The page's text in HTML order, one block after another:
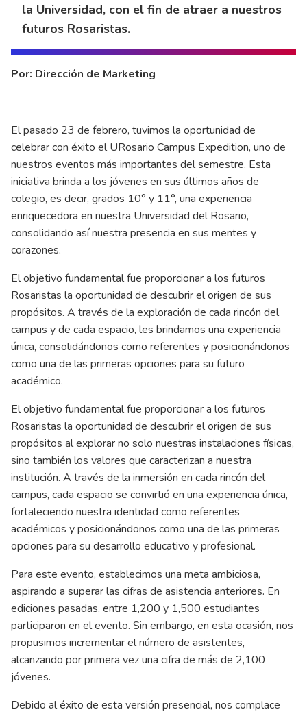
la Universidad, con el fin de atraer a nuestros
futuros Rosaristas.
Por: Dirección de Marketing
El pasado 23 de febrero, tuvimos la oportunidad de
celebrar con éxito el URosario Campus Expedition, uno de
nuestros eventos más importantes del semestre. Esta
iniciativa brinda a los jóvenes en sus últimos años de
colegio, es decir, grados 10° y 11°, una experiencia
enriquecedora en nuestra Universidad del Rosario,
consolidando así nuestra presencia en sus mentes y
corazones.
El objetivo fundamental fue proporcionar a los futuros
Rosaristas la oportunidad de descubrir el origen de sus
propósitos. A través de la exploración de cada rincón del
campus y de cada espacio, les brindamos una experiencia
única, consolidándonos como referentes y posicionándonos
como una de las primeras opciones para su futuro
académico.
El objetivo fundamental fue proporcionar a los futuros
Rosaristas la oportunidad de descubrir el origen de sus
propósitos al explorar no solo nuestras instalaciones físicas,
sino también los valores que caracterizan a nuestra
institución. A través de la inmersión en cada rincón del
campus, cada espacio se convirtió en una experiencia única,
fortaleciendo nuestra identidad como referentes
académicos y posicionándonos como una de las primeras
opciones para su desarrollo educativo y profesional.
Para este evento, establecimos una meta ambiciosa,
aspirando a superar las cifras de asistencia anteriores. En
ediciones pasadas, entre 1,200 y 1,500 estudiantes
participaron en el evento. Sin embargo, en esta ocasión, nos
propusimos incrementar el número de asistentes,
alcanzando por primera vez una cifra de más de 2,100
jóvenes.
Debido al éxito de esta versión presencial, nos complace